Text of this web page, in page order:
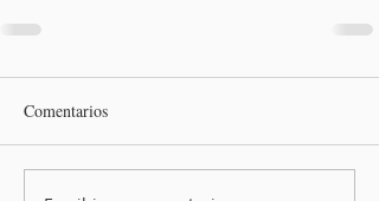
Comentarios